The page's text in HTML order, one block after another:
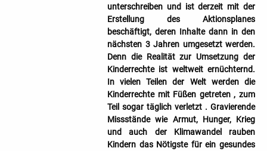
unterschreiben und ist derzeit mit der
Erstellung des Aktionsplanes
beschäftigt, deren Inhalte dann in den
nächsten 3 Jahren umgesetzt werden.
Denn die Realität zur Umsetzung der
Kinderrechte ist weltweit ernüchternd.
In vielen Teilen der Welt werden die
Kinderrechte mit Füßen getreten , zum
Teil sogar täglich verletzt . Gravierende
Missstände wie Armut, Hunger, Krieg
und auch der Klimawandel rauben
Kindern das Nötigste für ein gesundes